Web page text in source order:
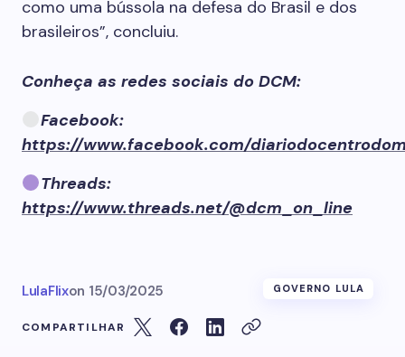
como uma bússola na defesa do Brasil e dos
brasileiros”, concluiu.
Conheça as redes sociais do DCM:
Facebook:
https://www.facebook.com/
Threads:
https://www.threads.net/@dcm_on_line
LulaFlixon 15/03/2025 GOVERNO LULA
COMPARTILHAR